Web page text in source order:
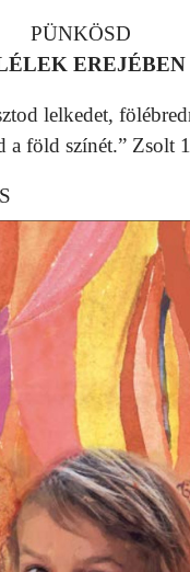
PÜNKÖSD
EREJÉBEN
lelkedet,
a föld színét.” Zsolt